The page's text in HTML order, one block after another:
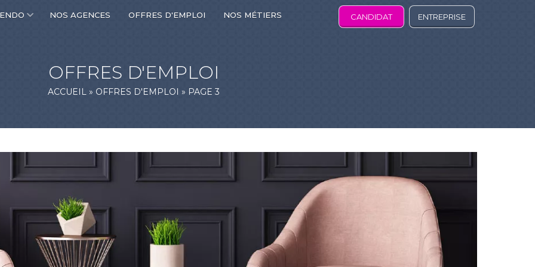
NOS AGENCES OFFRES D'EMPLOI NOS MÉTIERS CANDIDAT ENTREPRISE
OFFRES D'EMPLOI
ACCUEIL » OFFRES D'EMPLOI » PAGE 3